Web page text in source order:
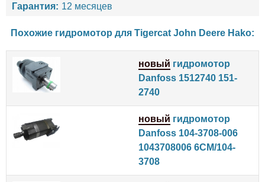
Гарантия: 12 месяцев
Похожие гидромотор для Tigercat John Deere Hako:
новый гидромотор
Danfoss 1512740 151-
2740
новый гидромотор
Danfoss 104-3708-006
1043708006 6CM/104-
3708